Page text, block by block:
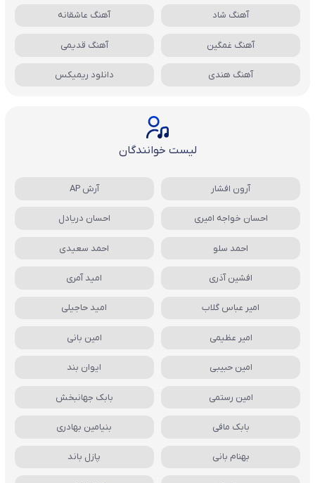
آهنگ شاد آهنگ عاشقانه
آهنگ غمگین آهنگ قدیمی
آهنگ هندی دانلود ریمیکس
لیست خوانندگان
آرون افشار آرش AP
احسان خواجه امیری احسان دریادل
احمد سلو احمد سعیدی
افشین آذری امید آمری
امیر عباس گلاب امید حاجیلی
امیر عظیمی امین بانی
امین حبیبی ایوان بند
امین رستمی بابک جهانبخش
بابک مافی بنیامین بهادری
بهنام بانی پازل باند